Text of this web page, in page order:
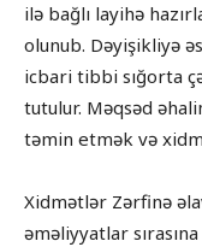
ilə bağlı layihə
olunub. Dəyişikliyə
icbari tibbi sığorta
tutulur. Məqsəd
təmin etmək və
Xidmətlər Zərfinə
əməliyyatlar